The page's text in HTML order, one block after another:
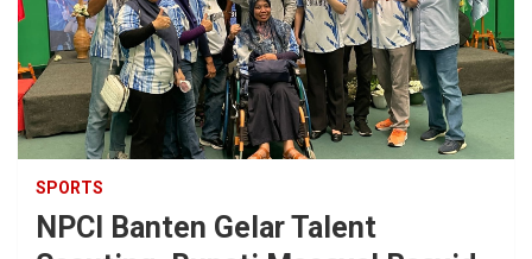
SPORTS
NPCI Banten Gelar Talent